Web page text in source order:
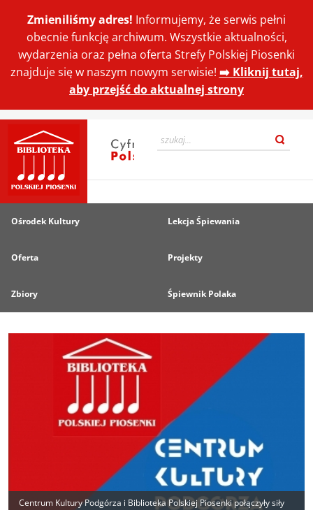
Zmieniliśmy adres! Informujemy, że serwis pełni
obecnie funkcję archiwum. Wszystkie aktualności,
wydarzenia oraz pełna oferta Strefy Polskiej Piosenki
znajduje się w naszym nowym serwisie! ➡️ Kliknij tutaj,
aby przejść do aktualnej strony
Ośrodek Kultury Lekcja Śpiewania
Oferta Projekty
Zbiory Śpiewnik Polaka
Biblioteka
Polskiej
Piosenki
Centrum Kultury Podgórza i Biblioteka Polskiej Piosenki połączyły siły